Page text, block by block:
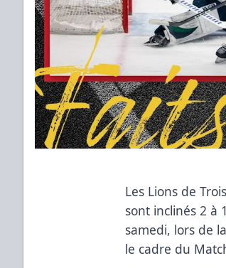
Les Lions de
sont inclinés 2 à
samedi, lors de
le cadre du